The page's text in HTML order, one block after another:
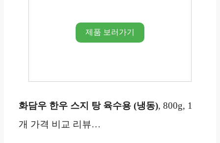
제품 보러가기
화담우 한우 스지 탕 육수용 (냉동), 800g, 1
개 가격 비교 리뷰…